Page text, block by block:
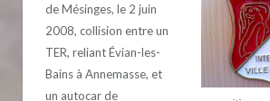
de Mésinges, le 2 juin
2008, collision entre un
TER, reliant Évian-les-
Bains à Annemasse, et
un autocar de